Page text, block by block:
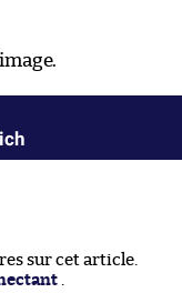
sur cet article.